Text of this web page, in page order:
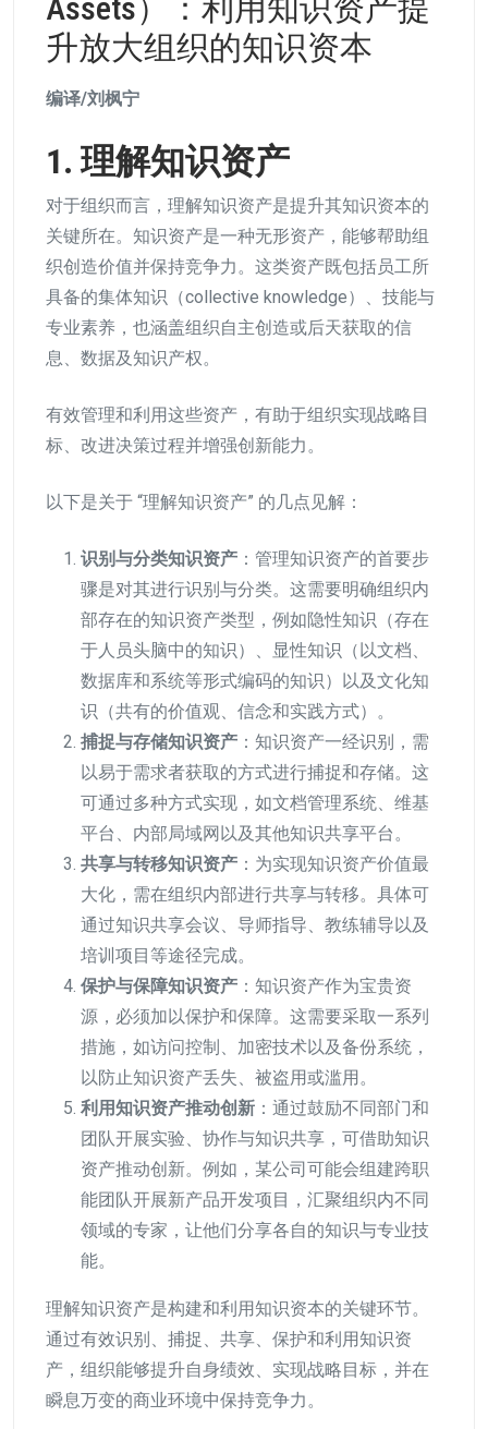
Assets）：利用知识资产提
升放大组织的知识资本
编译/刘枫宁
1. 理解知识资产
对于组织而言，理解知识资产是提升其知识资本的
关键所在。知识资产是一种无形资产，能够帮助组
织创造价值并保持竞争力。这类资产既包括员工所
具备的集体知识（collective knowledge）、技能与
专业素养，也涵盖组织自主创造或后天获取的信
息、数据及知识产权。
有效管理和利用这些资产，有助于组织实现战略目
标、改进决策过程并增强创新能力。
以下是关于 “理解知识资产” 的几点见解：
识别与分类知识资产 ：管理知识资产的首要步
骤是对其进行识别与分类。这需要明确组织内
部存在的知识资产类型，例如隐性知识（存在
于人员头脑中的知识）、显性知识（以文档、
数据库和系统等形式编码的知识）以及文化知
识（共有的价值观、信念和实践方式）。
捕捉与存储知识资产 ：知识资产一经识别，需
以易于需求者获取的方式进行捕捉和存储。这
可通过多种方式实现，如文档管理系统、维基
平台、内部局域网以及其他知识共享平台。
共享与转移知识资产 ：为实现知识资产价值最
大化，需在组织内部进行共享与转移。具体可
通过知识共享会议、导师指导、教练辅导以及
培训项目等途径完成。
保护与保障知识资产 ：知识资产作为宝贵资
源，必须加以保护和保障。这需要采取一系列
措施，如访问控制、加密技术以及备份系统，
以防止知识资产丢失、被盗用或滥用。
利用知识资产推动创新 ：通过鼓励不同部门和
团队开展实验、协作与知识共享，可借助知识
资产推动创新。例如，某公司可能会组建跨职
能团队开展新产品开发项目，汇聚组织内不同
领域的专家，让他们分享各自的知识与专业技
能。
理解知识资产是构建和利用知识资本的关键环节。
通过有效识别、捕捉、共享、保护和利用知识资
产，组织能够提升自身绩效、实现战略目标，并在
瞬息万变的商业环境中保持竞争力。